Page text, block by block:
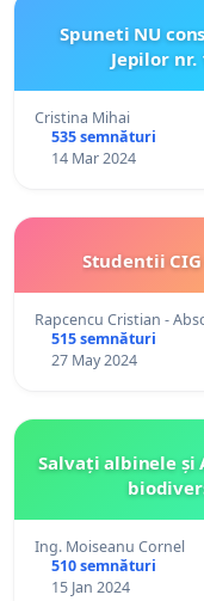
Spuneti NU
Cristina Mihai
535 semnături
14 Mar 2024
Studentii
Rapcencu Cristian -
515 semnături
27 May 2024
Salvați albinele și
Ing. Moiseanu Cornel
510 semnături
15 Jan 2024